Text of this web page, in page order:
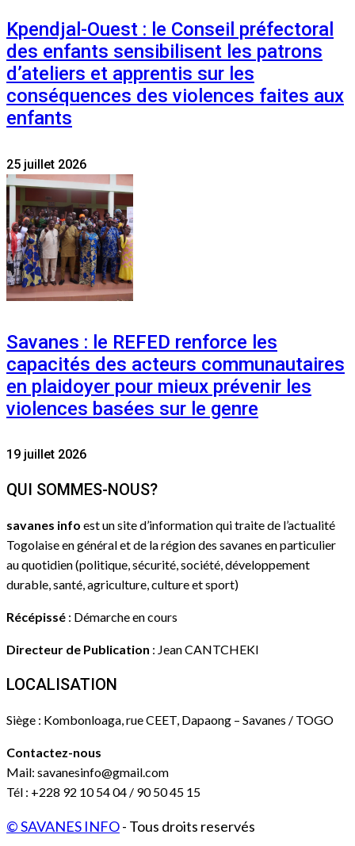
Kpendjal-Ouest : le Conseil préfectoral
des enfants sensibilisent les patrons
d’ateliers et apprentis sur les
conséquences des violences faites aux
enfants
25 juillet 2026
Savanes : le REFED renforce les
capacités des acteurs communautaires
en plaidoyer pour mieux prévenir les
violences basées sur le genre
19 juillet 2026
QUI SOMMES-NOUS?
savanes info est un site d’information qui traite de l’actualité
Togolaise en général et de la région des savanes en particulier
au quotidien (politique, sécurité, société, développement
durable, santé, agriculture, culture et sport)
Récépissé : Démarche en cours
Directeur de Publication : Jean CANTCHEKI
LOCALISATION
Siège : Kombonloaga, rue CEET, Dapaong – Savanes / TOGO
Contactez-nous
Mail: savanesinfo@gmail.com
Tél : +228 92 10 54 04 / 90 50 45 15
© SAVANES INFO- Tous droits reservés